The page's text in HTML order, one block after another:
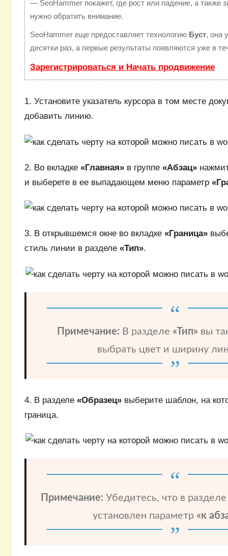
— SeoHammer покажет, где рост или падение, а также
нужно обратить внимание.
SeoHammer еще предоставляет технологию Буст, она
десятки раз, а первые результаты появляются уже в
Зарегистрироваться и Начать продвижение
1. Установите указатель курсора в том месте
добавить линию.
2. Во вкладке «Главная» в группе «Абзац»
и выберете в ее выпадающем меню параметр
3. В открывшемся окне во вкладке «Граница»
стиль линии в разделе «Тип».
Примечание: В разделе «Тип» вы
выбрать цвет и ширину
4. В разделе «Образец» выберите шаблон, на
граница.
Примечание: Убедитесь, что в
установлен параметр «к